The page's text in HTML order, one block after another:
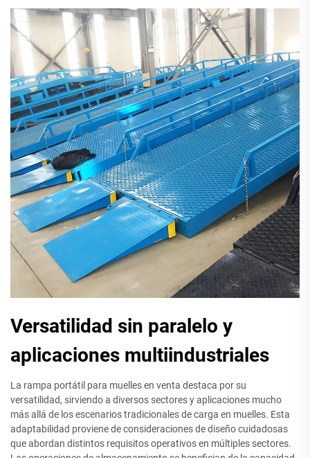
Versatilidad sin paralelo y
aplicaciones multiindustriales
La rampa portátil para muelles en venta destaca por su
versatilidad, sirviendo a diversos sectores y aplicaciones mucho
más allá de los escenarios tradicionales de carga en muelles. Esta
adaptabilidad proviene de consideraciones de diseño cuidadosas
que abordan distintos requisitos operativos en múltiples sectores.